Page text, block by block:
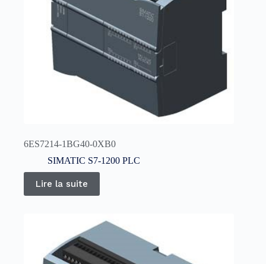
6ES7214-1BG40-0XB0
SIMATIC S7-1200 PLC
Lire la suite